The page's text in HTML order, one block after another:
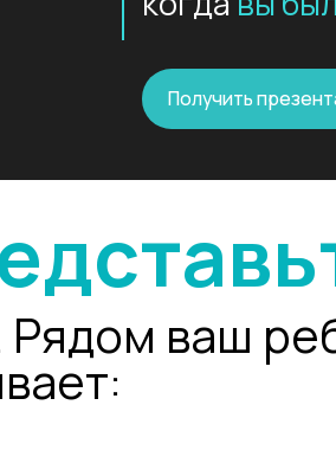
ваш
справимся?
что мы — команда